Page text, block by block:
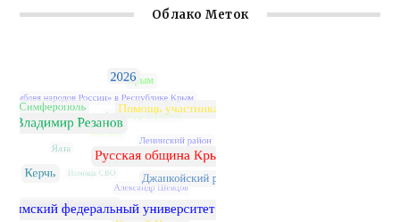
Облако Меток